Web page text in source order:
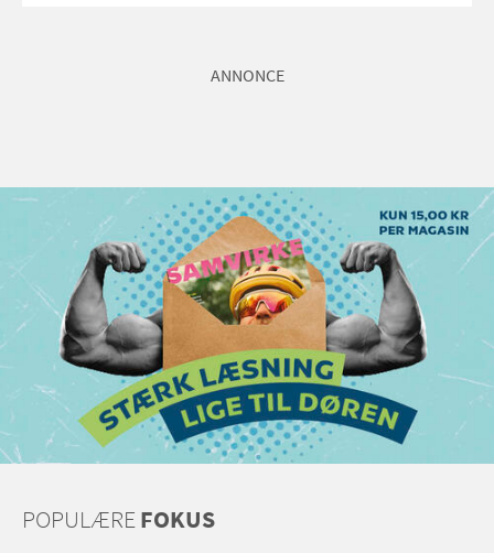
ANNONCE
POPULÆREFOKUS